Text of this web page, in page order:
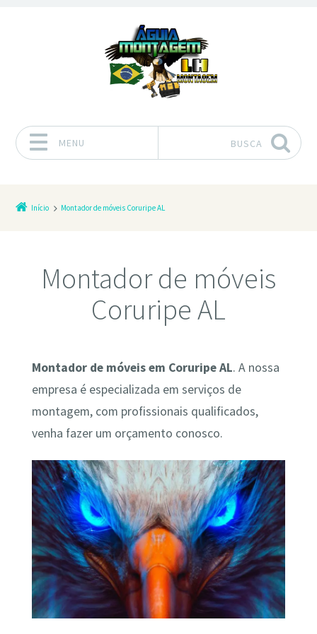
MENU BUSCA
Início Montador de móveis Coruripe AL
Montador de móveis
Coruripe AL
Montador de móveis em Coruripe AL. A nossa
empresa é especializada em serviços de
montagem, com profissionais qualificados,
venha fazer um orçamento conosco.